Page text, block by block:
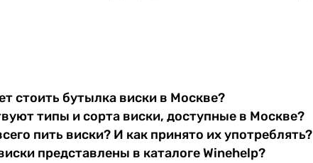
стоить бутылка виски в Москве?
типы и сорта виски, доступные в Москве?
пить виски? И как принято их употреблять?
представлены в каталоге Winehelp?